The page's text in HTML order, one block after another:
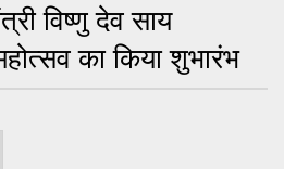
विष्णु देव साय
का किया शुभारंभ